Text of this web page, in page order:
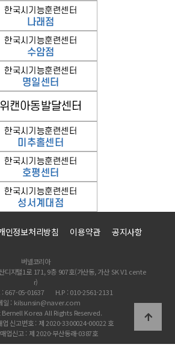
인정보처리방침 이용약관 공지사항
버넬코리아
디지털1로 171, 9층 907호(가산동, 가산 SK V1 cente
r)
: 667-05-01637
H.P : 010-2561-2131
일 : kilsunsin@naver.com
Korea All Rights Reserved.
업 신고번호 : 제 2020-3300024-00022 호
업신고 : 제 2020-부산동래-0387호